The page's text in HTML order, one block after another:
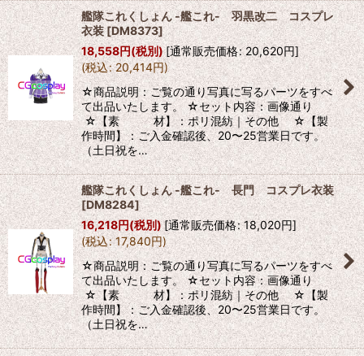
艦隊これくしょん -艦これ- 羽黒改二 コスプレ
衣装[DM8373]
18,558円(税別) [通常販売価格: 20,620円]
(税込: 20,414円)
☆商品説明：ご覧の通り写真に写るパーツをすべ
て出品いたします。 ☆セット内容：画像通り
☆【素 材】：ポリ混紡｜その他 ☆【製
作時間】：ご入金確認後、20〜25営業日です。
（土日祝を…
艦隊これくしょん -艦これ- 長門 コスプレ衣装
[DM8284]
16,218円(税別)[通常販売価格: 18,020円]
(税込: 17,840円)
☆商品説明：ご覧の通り写真に写るパーツをすべ
て出品いたします。 ☆セット内容：画像通り
☆【素 材】：ポリ混紡｜その他 ☆【製
作時間】：ご入金確認後、20〜25営業日です。
（土日祝を…